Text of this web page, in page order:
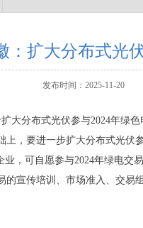
：扩大分布式光
发布时间：2025-11-20
大分布式光伏参与2024年绿色
，要进一步扩大分布式光伏
，可自愿参与2024年绿电交易
宣传培训、市场准入、交易